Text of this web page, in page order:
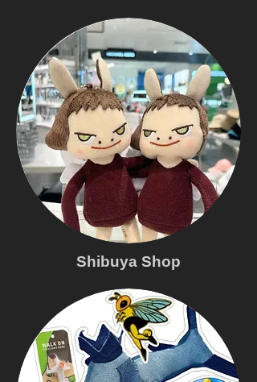
Shibuya Shop